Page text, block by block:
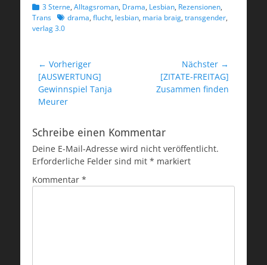
Kategorien
3 Sterne, Alltagsroman, Drama, Lesbian, Rezensionen,
Trans Schlagworte
drama, flucht, lesbian, maria braig, transgender,
verlag 3.0
Beitragsnavigation
← Vorheriger
Vorheriger
Beitrag:
[AUSWERTUNG]
Gewinnspiel Tanja
Meurer
Nächster →
Nächster
Beitrag:
[ZITATE-FREITAG]
Zusammen finden
Schreibe einen Kommentar
Deine E-Mail-Adresse wird nicht veröffentlicht.
Erforderliche Felder sind mit * markiert
Kommentar *